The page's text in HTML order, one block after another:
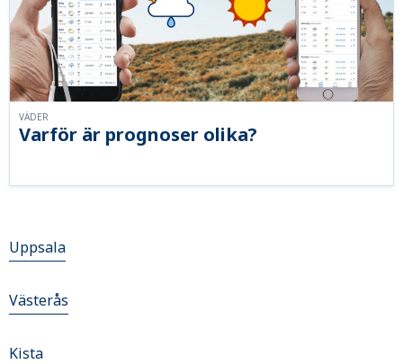
Varför är prognoser olika?
VÄDER
Uppsala
Västerås
Kista